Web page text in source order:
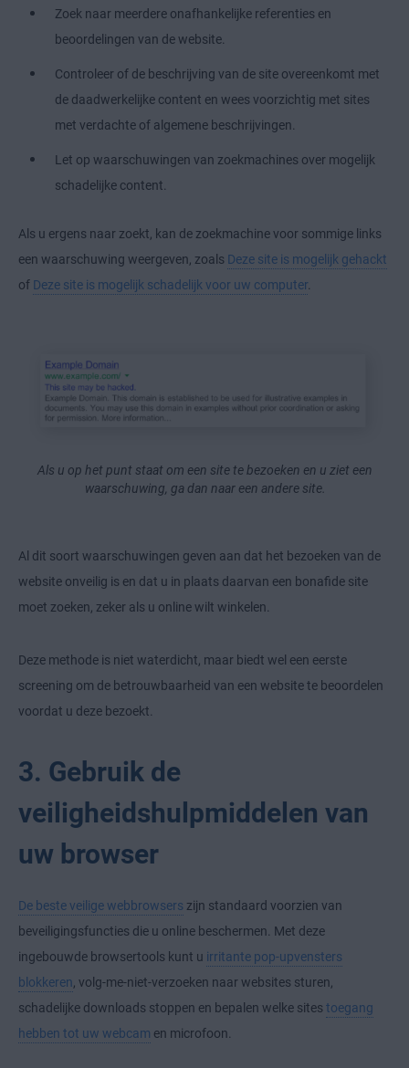
Zoek naar meerdere onafhankelijke referenties en
beoordelingen van de website.
Controleer of de beschrijving van de site overeenkomt met
de daadwerkelijke content en wees voorzichtig met sites
met verdachte of algemene beschrijvingen.
Let op waarschuwingen van zoekmachines over mogelijk
schadelijke content.
Als u ergens naar zoekt, kan de zoekmachine voor sommige links
een waarschuwing weergeven, zoals Deze site is mogelijk gehackt
of Deze site is mogelijk schadelijk voor uw computer.
Als u op het punt staat om een site te bezoeken en u ziet een
waarschuwing, ga dan naar een andere site.
Al dit soort waarschuwingen geven aan dat het bezoeken van de
website onveilig is en dat u in plaats daarvan een bonafide site
moet zoeken, zeker als u online wilt winkelen.
Deze methode is niet waterdicht, maar biedt wel een eerste
screening om de betrouwbaarheid van een website te beoordelen
voordat u deze bezoekt.
3. Gebruik de
veiligheidshulpmiddelen van
uw browser
De beste veilige webbrowsers zijn standaard voorzien van
beveiligingsfuncties die u online beschermen. Met deze
ingebouwde browsertools kunt u irritante pop-upvensters
blokkeren , volg-me-niet-verzoeken naar websites sturen,
schadelijke downloads stoppen en bepalen welke sites toegang
hebben tot uw webcam en microfoon.